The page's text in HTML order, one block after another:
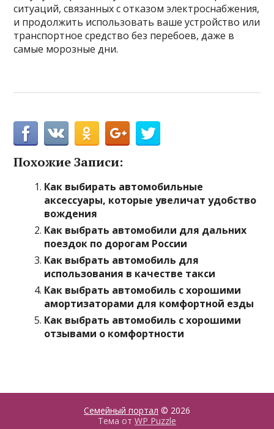
ситуаций, связанных с отказом электроснабжения,
и продолжить использовать ваше устройство или
транспортное средство без перебоев, даже в
самые морозные дни.
Похожие Записи:
Как выбирать автомобильные
аксессуары, которые увеличат удобство
вождения
Как выбрать автомобили для дальних
поездок по дорогам России
Как выбрать автомобиль для
использования в качестве такси
Как выбрать автомобиль с хорошими
амортизаторами для комфортной езды
Как выбрать автомобиль с хорошими
отзывами о комфортности
Семейный портал © 2026
Тема от WP Puzzle